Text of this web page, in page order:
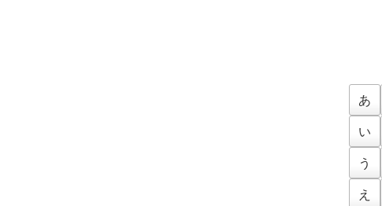
あ
い
う
え